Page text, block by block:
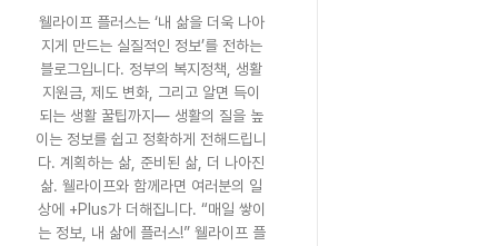
웰라이프 플러스는 ‘내 삶을 더욱 나아
지게 만드는 실질적인 정보’를 전하는
블로그입니다. 정부의 복지정책, 생활
지원금, 제도 변화, 그리고 알면 득이
되는 생활 꿀팁까지— 생활의 질을 높
이는 정보를 쉽고 정확하게 전해드립니
다. 계획하는 삶, 준비된 삶, 더 나아진
삶. 웰라이프와 함께라면 여러분의 일
상에 +Plus가 더해집니다. “매일 쌓이
는 정보, 내 삶에 플러스!” 웰라이프 플